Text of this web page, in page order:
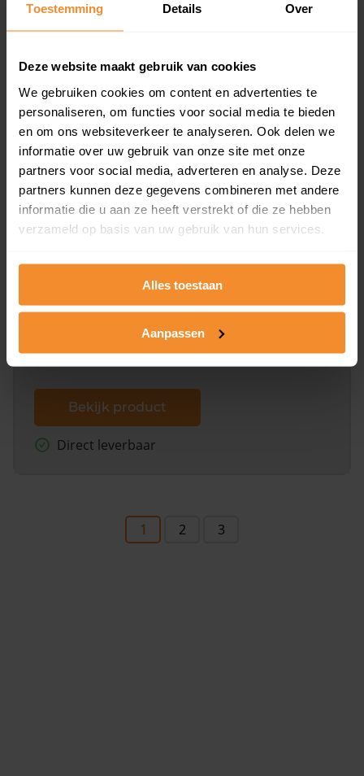
Toestemming Details Over
Deze website maakt gebruik van cookies
We gebruiken cookies om content en advertenties te
personaliseren, om functies voor social media te bieden
en om ons websiteverkeer te analyseren. Ook delen we
informatie over uw gebruik van onze site met onze
partners voor social media, adverteren en analyse. Deze
partners kunnen deze gegevens combineren met andere
informatie die u aan ze heeft verstrekt of die ze hebben
verzameld op basis van uw gebruik van hun services.
Alles toestaan
Aanpassen
en koopdatum) binnen een postcodegebied. Dit
inclusief een jaar lang gratis updates van nieuwe
Bekijk product
Direct leverbaar
Kadastrale kaart pakket
Alleen globale ligging perceel
omliggende percelen met de kadastrale erfgrenzen,
dit inclusief de luchtfoto!
Bekijk product
Direct leverbaar
1 2 3